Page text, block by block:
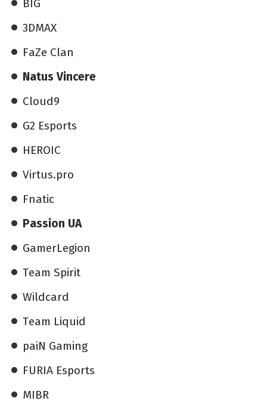
BIG
3DMAX
FaZe Clan
Natus Vincere
Cloud9
G2 Esports
HEROIC
Virtus.pro
Fnatic
Passion UA
GamerLegion
Team Spirit
Wildcard
Team Liquid
paiN Gaming
FURIA Esports
MIBR